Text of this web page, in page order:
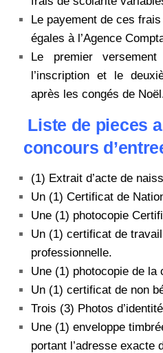
Le payement de ces
égales à l’Agence
Le premier
l’inscription et le
après les congés de
Liste de pieces
concours
(1) Extrait d’acte de
Un (1) Certificat de
Une (1) photocopie
Un (1) certificat de
professionnelle.
Une (1) photocopie de la
Un (1) certificat de non
Trois (3) Photos
Une (1) enveloppe
portant l’adresse exacte